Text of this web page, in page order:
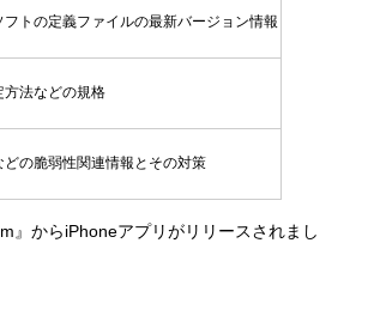
フトの定義ファイルの最新バージョン情報
方法などの規格
どの脆弱性関連情報とその対策
』からiPhoneアプリがリリースされまし